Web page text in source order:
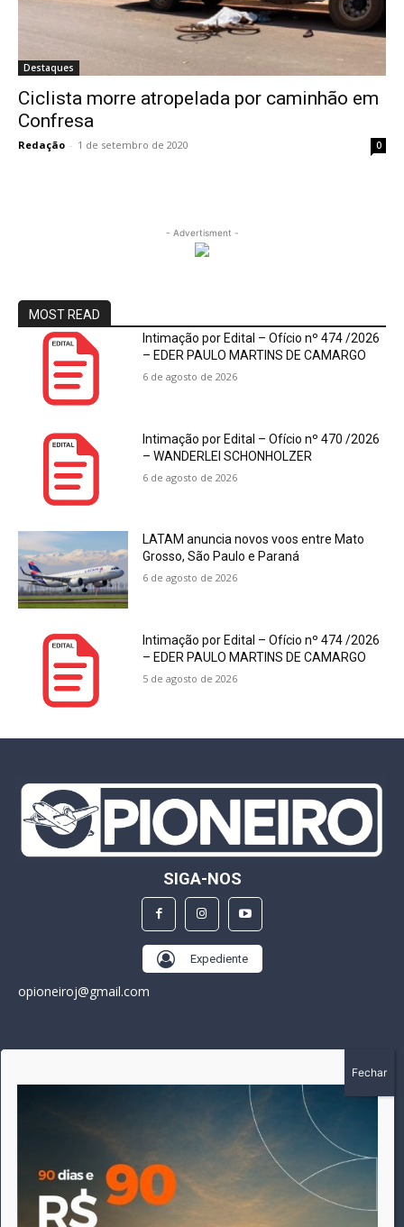
Destaques
Ciclista morre atropelada por caminhão em
Confresa
Redação - 1 de setembro de 2020 0
- Advertisment -
MOST READ
Intimação por Edital – Ofício nº 474 /2026
– EDER PAULO MARTINS DE CAMARGO
6 de agosto de 2026
Intimação por Edital – Ofício nº 470 /2026
– WANDERLEI SCHONHOLZER
6 de agosto de 2026
LATAM anuncia novos voos entre Mato
Grosso, São Paulo e Paraná
6 de agosto de 2026
Intimação por Edital – Ofício nº 474 /2026
– EDER PAULO MARTINS DE CAMARGO
5 de agosto de 2026
SIGA-NOS
Expediente
opioneiroj@gmail.com
A história do Pioneiro inicia em fevereiro de 2005 em
Canarana - MT, na época, como um jornal impresso semanal,
que chegou a possuir mil assinantes. Durante 15 anos, foram
publicadas 691 edições que narraram os acontecimentos
políticos, policiais e cotidianos de Canarana e região. Fiel a sua
origem, pautado sempre pela busca incessante da
imparcialidade, faz jus a sua logo, com o característico "avião